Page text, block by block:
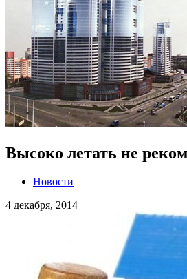
Высоко летать не
Новости
4 декабря, 2014